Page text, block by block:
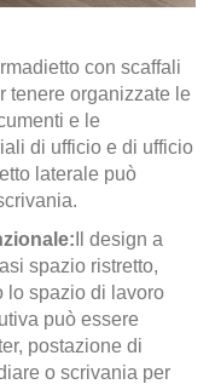
con scaffali
tenere organizzate le
e le
di ufficio e di ufficio
laterale può
Il design a
spazio ristretto,
lo spazio di lavoro
può essere
postazione di
o scrivania per